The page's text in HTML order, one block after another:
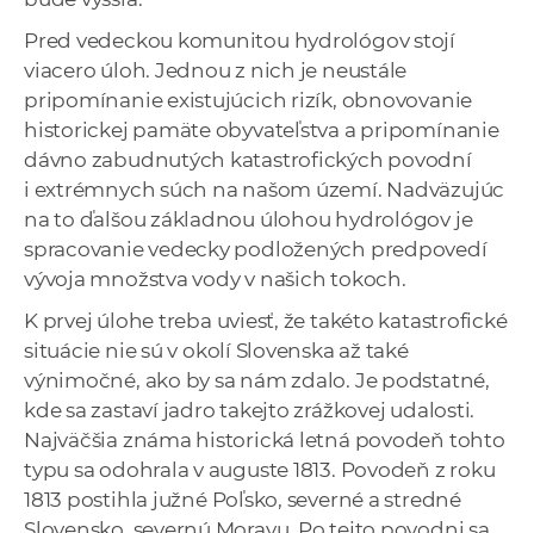
Pred vedeckou komunitou hydrológov stojí
viacero úloh. Jednou z nich je neustále
pripomínanie existujúcich rizík, obnovovanie
historickej pamäte obyvateľstva a pripomínanie
dávno zabudnutých katastrofických povodní
i extrémnych súch na našom území. Nadväzujúc
na to ďalšou základnou úlohou hydrológov je
spracovanie vedecky podložených predpovedí
vývoja množstva vody v našich tokoch.
K prvej úlohe treba uviesť, že takéto katastrofické
situácie nie sú v okolí Slovenska až také
výnimočné, ako by sa nám zdalo. Je podstatné,
kde sa zastaví jadro takejto zrážkovej udalosti.
Najväčšia známa historická letná povodeň tohto
typu sa odohrala v auguste 1813. Povodeň z roku
1813 postihla južné Poľsko, severné a stredné